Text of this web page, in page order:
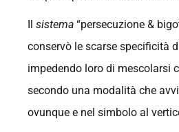
Il sistema “persecuzione &
conservò le scarse specificità
impedendo loro di mescolarsi
secondo una modalità che
ovunque e nel simbolo al